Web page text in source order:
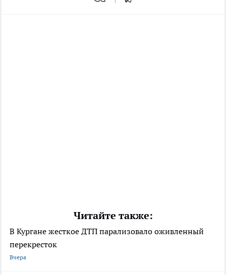
Читайте также:
В Кургане жесткое ДТП парализовало оживленный
перекресток
Вчера